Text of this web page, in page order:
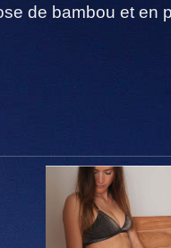
de bambou et en